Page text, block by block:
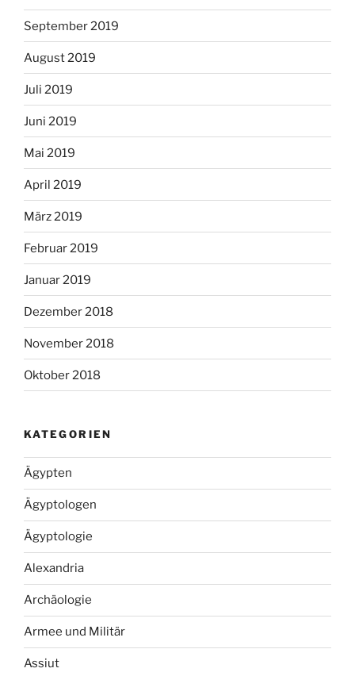
September 2019
August 2019
Juli 2019
Juni 2019
Mai 2019
April 2019
März 2019
Februar 2019
Januar 2019
Dezember 2018
November 2018
Oktober 2018
KATEGORIEN
Ägypten
Ägyptologen
Ägyptologie
Alexandria
Archäologie
Armee und Militär
Assiut